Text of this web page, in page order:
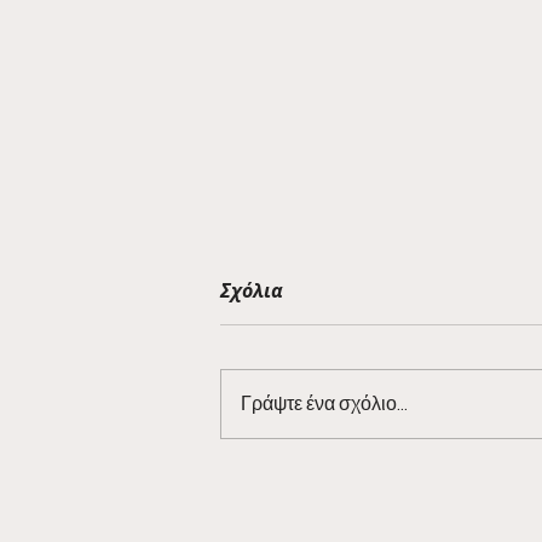
Barman Tales 7/3
Σχόλια
Γράψτε ένα σχόλιο...